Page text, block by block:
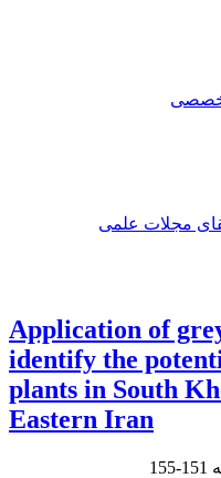
مجلات علمی
Application of
identify the
plants in South
Eastern Iran
151-155